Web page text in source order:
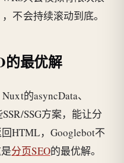
不会持续滚动到底。
的最优解
的asyncData、
SSG方案，能让分
HTML，Googlebot不
分页SEO的最优解。